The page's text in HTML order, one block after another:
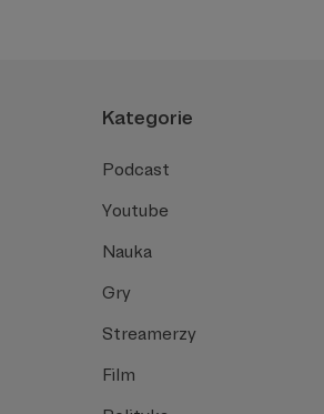
Kategorie
Podcast
Youtube
Nauka
Gry
Streamerzy
Film